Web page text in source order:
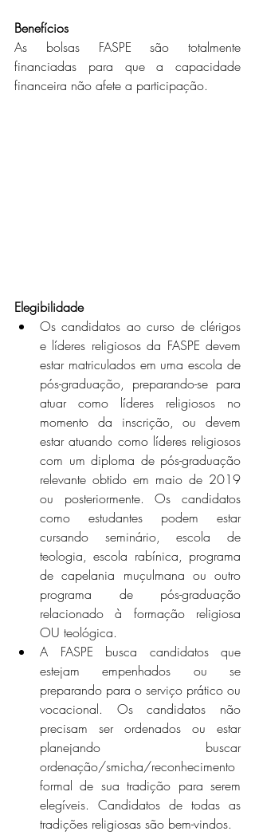
Benefícios
As bolsas FASPE são totalmente
financiadas para que a capacidade
financeira não afete a participação.
Elegibilidade
Os candidatos ao curso de clérigos
e líderes religiosos da FASPE devem
estar matriculados em uma escola de
pós-graduação, preparando-se para
atuar como líderes religiosos no
momento da inscrição, ou devem
estar atuando como líderes religiosos
com um diploma de pós-graduação
relevante obtido em maio de 2019
ou posteriormente. Os candidatos
como estudantes podem estar
cursando seminário, escola de
teologia, escola rabínica, programa
de capelania muçulmana ou outro
programa de pós-graduação
relacionado à formação religiosa
OU teológica.
A FASPE busca candidatos que
estejam empenhados ou se
preparando para o serviço prático ou
vocacional. Os candidatos não
precisam ser ordenados ou estar
planejando buscar
ordenação/smicha/reconhecimento
formal de sua tradição para serem
elegíveis. Candidatos de todas as
tradições religiosas são bem-vindos.